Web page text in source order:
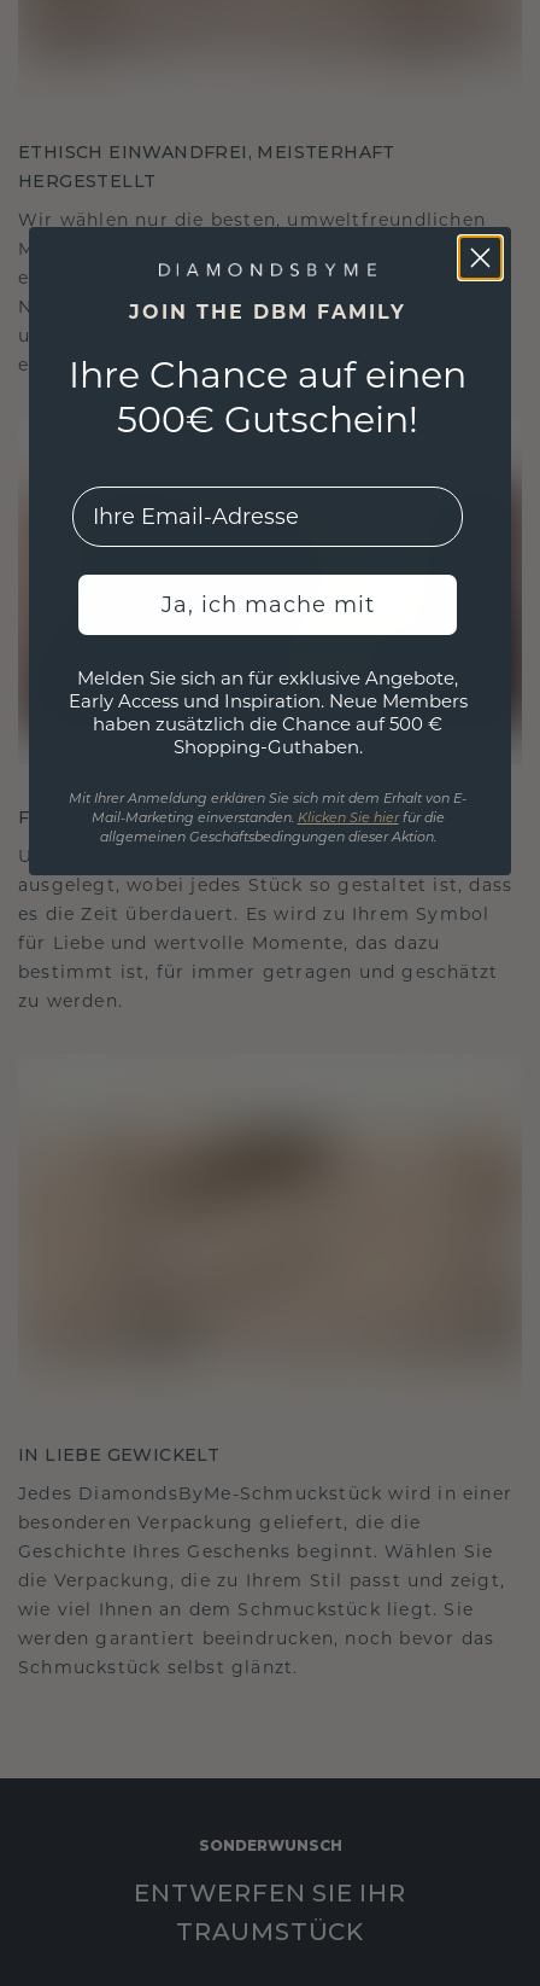
ETHISCH EINWANDFREI, MEISTERHAFT
HERGESTELLT
Wir wählen nur die besten, umweltfreundlichen
Materialien und Labor Diamanten aus. Unsere
erfahrenen Goldschmiede verbinden
Nachhaltigkeit mit beispielloser Handwerkskunst
und stellen so sicher, dass Ihr Schmuck ebenso
ethisch wie exquisit ist.
FÜR VERBINDUNGEN GESCHAFFEN
Unsere Designphilosophie ist auf Verbindung
ausgelegt, wobei jedes Stück so gestaltet ist, dass
es die Zeit überdauert. Es wird zu Ihrem Symbol
für Liebe und wertvolle Momente, das dazu
bestimmt ist, für immer getragen und geschätzt
zu werden.
IN LIEBE GEWICKELT
Jedes DiamondsByMe-Schmuckstück wird in einer
besonderen Verpackung geliefert, die die
Geschichte Ihres Geschenks beginnt. Wählen Sie
die Verpackung, die zu Ihrem Stil passt und zeigt,
wie viel Ihnen an dem Schmuckstück liegt. Sie
werden garantiert beeindrucken, noch bevor das
Schmuckstück selbst glänzt.
SONDERWUNSCH
ENTWERFEN SIE IHR
TRAUMSTÜCK
JOIN THE DBM FAMILY
Ihre Chance auf einen
500€ Gutschein!
EMail
Ja, ich mache mit
Melden Sie sich an für exklusive Angebote,
Early Access und Inspiration. Neue Members
haben zusätzlich die Chance auf 500 €
Shopping-Guthaben.
Mit Ihrer Anmeldung erklären Sie sich mit dem Erhalt von E-
Mail-Marketing einverstanden. Klicken Sie hierfür die
allgemeinen Geschäftsbedingungen dieser Aktion.